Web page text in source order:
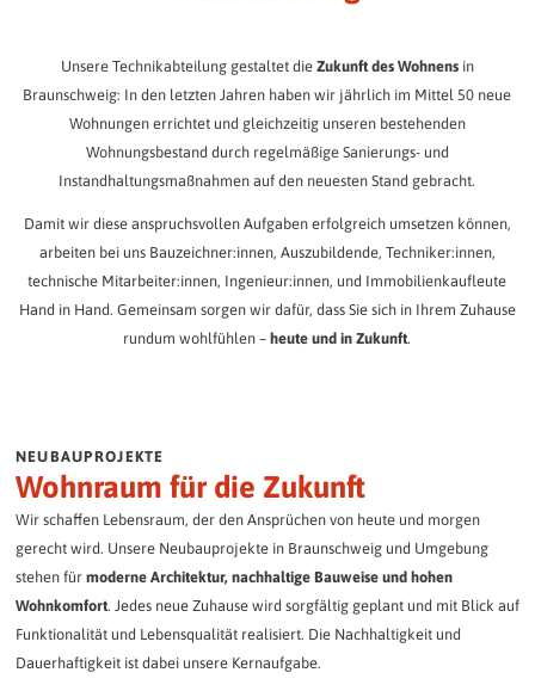
Betreutes Wohnen
Individuelle Betreuung im Alltag.
Gäste-Wohnungen
Komfortabel wohnen auf Zeit.
Unsere Quartiere
Unsere 11 Quartiere im Überblick
Alles Wichtige zum Nachlesen.
Immer bestens informiert.
Mobilität im Quartier
Vorsorge
Notfallkontakt hinterlegen
Kultur / Soziales Engagement
Mehr als nur Wohnen.
Presse / Öffentlichkeitsarbeit
Geschäftsberichte
BBG im Wandel der Zeit.
Unsere Technikabteilung gestaltet die Zukunft des Wohnensin
Braunschweig: In den letzten Jahren haben wir jährlich im Mittel 50 neue
Wohnungen errichtet und gleichzeitig unseren bestehenden
Wohnungsbestand durch regelmäßige Sanierungs- und
Instandhaltungsmaßnahmen auf den neuesten Stand gebracht.
Damit wir diese anspruchsvollen Aufgaben erfolgreich umsetzen können,
arbeiten bei uns Bauzeichner:innen, Auszubildende, Techniker:innen,
technische Mitarbeiter:innen, Ingenieur:innen, und Immobilienkaufleute
Hand in Hand. Gemeinsam sorgen wir dafür, dass Sie sich in Ihrem Zuhause
rundum wohlfühlen –heute und in Zukunft.
NEUBAUPROJEKTE
Wohnraum für die Zukunft
Wir schaffen Lebensraum, der den Ansprüchen von heute und morgen
gerecht wird. Unsere Neubauprojekte in Braunschweig und Umgebung
stehen für moderne Architektur, nachhaltige Bauweise und hohen
Wohnkomfort. Jedes neue Zuhause wird sorgfältig geplant und mit Blick auf
Funktionalität und Lebensqualität realisiert. Die Nachhaltigkeit und
Dauerhaftigkeit ist dabei unsere Kernaufgabe.